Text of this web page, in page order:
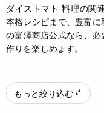
ダイストマト 料理の関
本格レシピまで、豊富
の富澤商店公式なら、
作りを楽しめます。
もっと絞り込む